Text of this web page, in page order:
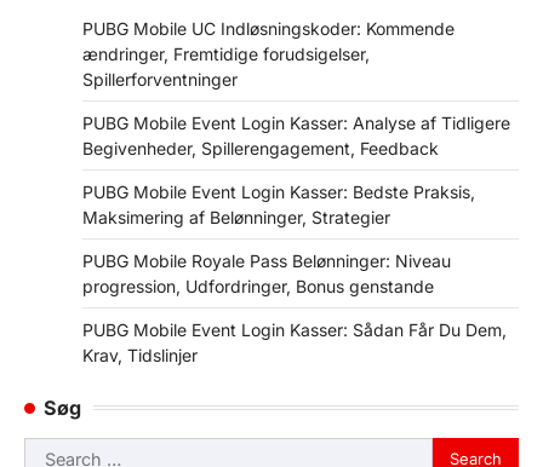
PUBG Mobile UC Indløsningskoder: Kommende
ændringer, Fremtidige forudsigelser,
Spillerforventninger
PUBG Mobile Event Login Kasser: Analyse af Tidligere
Begivenheder, Spillerengagement, Feedback
PUBG Mobile Event Login Kasser: Bedste Praksis,
Maksimering af Belønninger, Strategier
PUBG Mobile Royale Pass Belønninger: Niveau
progression, Udfordringer, Bonus genstande
PUBG Mobile Event Login Kasser: Sådan Får Du Dem,
Krav, Tidslinjer
Søg
Search